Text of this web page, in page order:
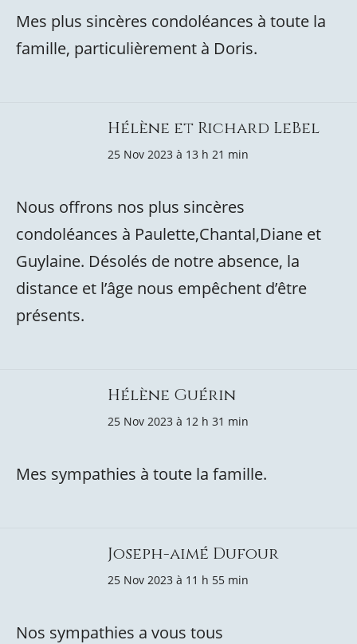
Mes plus sincères condoléances à toute la
famille, particulièrement à Doris.
Hélène et Richard LeBel
25 Nov 2023 à 13 h 21 min
Nous offrons nos plus sincères
condoléances à Paulette,Chantal,Diane et
Guylaine. Désolés de notre absence, la
distance et l’âge nous empêchent d’être
présents.
Hélène Guérin
25 Nov 2023 à 12 h 31 min
Mes sympathies à toute la famille.
Joseph-aimé Dufour
25 Nov 2023 à 11 h 55 min
Nos sympathies a vous tous